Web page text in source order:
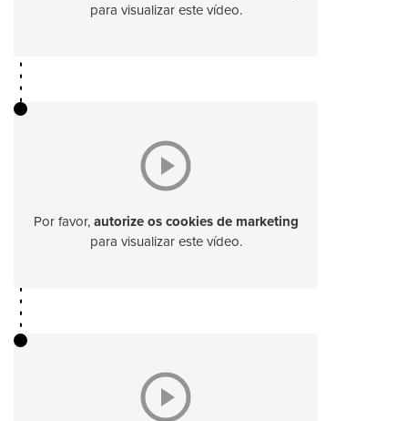
para visualizar este vídeo.
Por favor, autorize os cookies de marketing
para visualizar este vídeo.